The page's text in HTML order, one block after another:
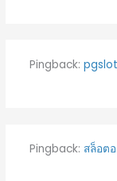
Pingback: pgslot
Pingback: สล็อต